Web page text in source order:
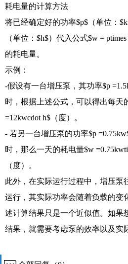
耗电量的计算方法
将已经确定好的功率$p$（单位：
（单位：$h$）代入公式$w =
的耗电量。
示例：
-假设有一台增压泵，其功率$p
时，根据上述公式，可以得出每天
=12kwcdot h$（度）。
- 若另一台增压泵的功率$p
时，那么一天的耗电量$w
（度）。
此外，在实际运行过程中，增压泵
运行，其实际功率会随着负载的变
述计算结果只是一个近似值。如果
结果，就需要考虑泵的效率以及实